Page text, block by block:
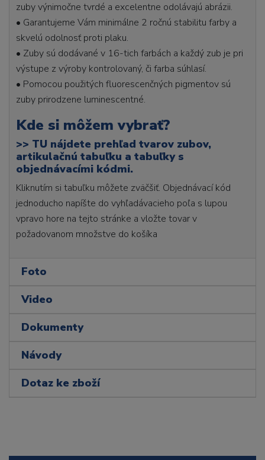
zuby výnimočne tvrdé a excelentne odolávajú abrázii.
• Garantujeme Vám minimálne 2 ročnú stabilitu farby a
skvelú odolnosť proti plaku.
• Zuby sú dodávané v 16-tich farbách a každý zub je pri
výstupe z výroby kontrolovaný, či farba súhlasí.
• Pomocou použitých fluorescenčných pigmentov sú
zuby prirodzene luminescentné.
Kde si môžem vybrať?
>> TU nájdete prehľad tvarov zubov,
artikulačnú tabuľku a tabuľky s
objednávacími kódmi.
Kliknutím si tabuľku môžete zväčšiť. Objednávací kód
jednoducho napíšte do vyhľadávacieho poľa s lupou
vpravo hore na tejto stránke a vložte tovar v
požadovanom množstve do košíka
Foto
Video
Dokumenty
Návody
Dotaz ke zboží